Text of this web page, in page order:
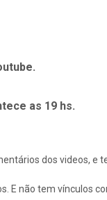
as 19 hs.
dos videos, e
E não tem vínculos